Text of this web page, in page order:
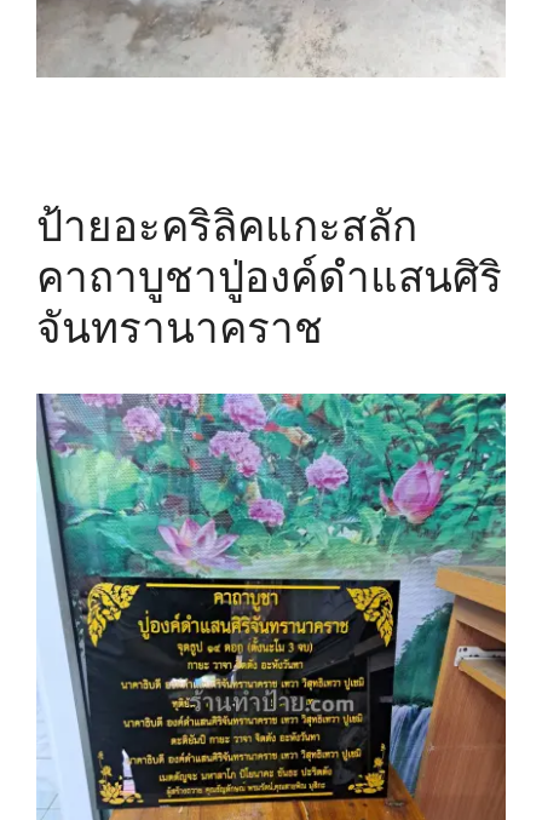
ป้ายอะคริลิคแกะสลัก
คาถาบูชาปู่องค์ดำแสนศิริ
จันทรานาคราช